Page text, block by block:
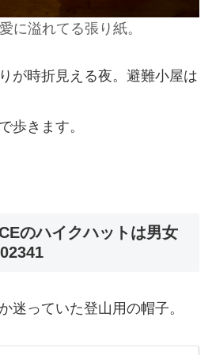
に溢れてる張り紙。
が時折見える夜。避難小屋は
歩きます。
のハイクハットは男女
迷っていた登山用の帽子。